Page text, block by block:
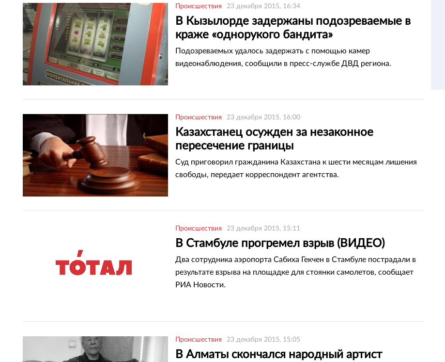
Происшествия 23 декабря 2015, 16:34
В Кызылорде задержаны подозреваемые в
краже «однорукого бандита»
Подозреваемых удалось задержать с помощью камер
видеонаблюдения, сообщили в пресс-службе ДВД региона.
Происшествия 23 декабря 2015, 16:00
Казахстанец осужден за незаконное
пересечение границы
Суд приговорил гражданина Казахстана к шести месяцам лишения
свободы, передает корреспондент агентства.
Происшествия 23 декабря 2015, 15:11
В Стамбуле прогремел взрыв (ВИДЕО)
Два сотрудника аэропорта Сабиха Гекчен в Стамбуле пострадали в
результате взрыва на площадке для стоянки самолетов, сообщает
РИА Новости.
Происшествия 23 декабря 2015, 15:05
В Алматы скончался народный артист